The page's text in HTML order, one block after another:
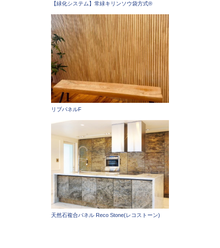
【緑化システム】常緑キリンソウ袋方式®
リブパネルF
天然石複合パネル Reco Stone(レコストーン)